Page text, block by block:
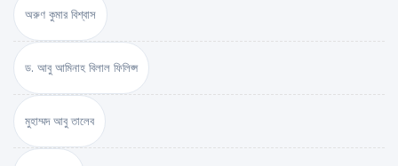
অরুণ কুমার বিশ্বাস
ড. আবু আমিনাহ বিলাল ফিলিপ্স
মুহাম্মদ আবু তালেব